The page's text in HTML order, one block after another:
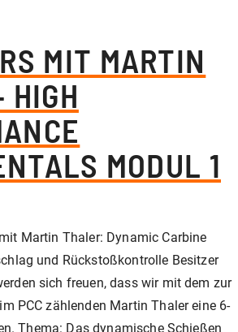
MIT MARTIN
HIGH
MODUL 1
Martin Thaler: Dynamic Carbine
und Rückstoßkontrolle Besitzer
sich freuen, dass wir mit dem zur
PCC zählenden Martin Thaler eine 6-
Thema: Das dynamische Schießen